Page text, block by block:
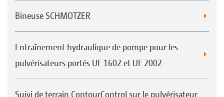
Bineuse SCHMOTZER
Entraînement hydraulique de pompe pour les
pulvérisateurs portés UF 1602 et UF 2002
Suivi de terrain ContourControl sur le pulvérisateur